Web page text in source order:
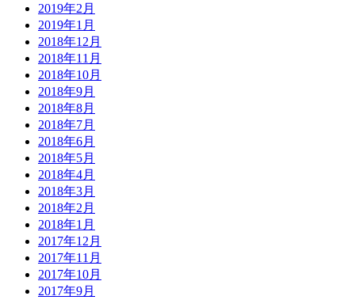
2019年2月
2019年1月
2018年12月
2018年11月
2018年10月
2018年9月
2018年8月
2018年7月
2018年6月
2018年5月
2018年4月
2018年3月
2018年2月
2018年1月
2017年12月
2017年11月
2017年10月
2017年9月